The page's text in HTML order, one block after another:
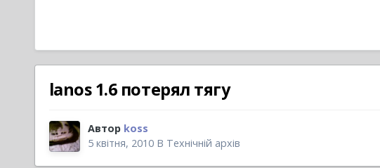
lanos 1.6 потерял тягу
Автор koss
5 квітня, 2010В Технічній архів